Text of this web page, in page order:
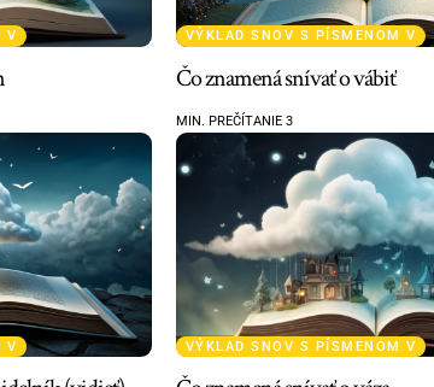
V VÝKLAD SNOV S PÍSMENOM V
Čo znamená snívať o vábiť
MIN. PREČÍTANIE 3
V VÝKLAD SNOV S PÍSMENOM V